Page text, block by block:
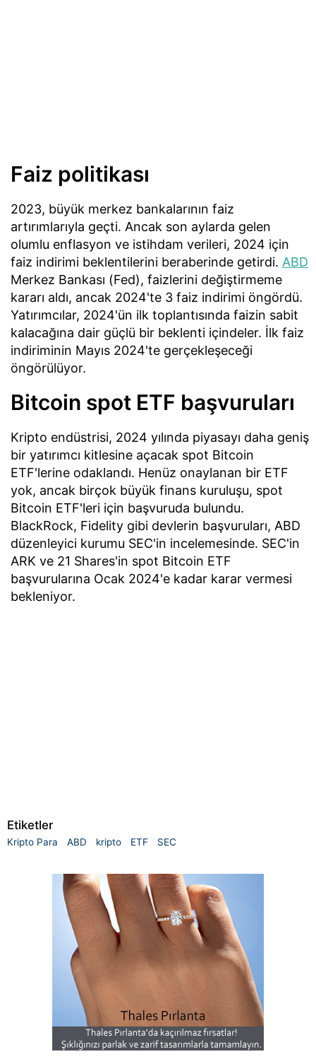
Faiz politikası
2023, büyük merkez bankalarının faiz
artırımlarıyla geçti. Ancak son aylarda gelen
olumlu enflasyon ve istihdam verileri, 2024 için
faiz indirimi beklentilerini beraberinde getirdi. ABD
Merkez Bankası (Fed), faizlerini değiştirmeme
kararı aldı, ancak 2024'te 3 faiz indirimi öngördü.
Yatırımcılar, 2024'ün ilk toplantısında faizin sabit
kalacağına dair güçlü bir beklenti içindeler. İlk faiz
indiriminin Mayıs 2024'te gerçekleşeceği
öngörülüyor.
Bitcoin spot ETF başvuruları
Kripto endüstrisi, 2024 yılında piyasayı daha geniş
bir yatırımcı kitlesine açacak spot Bitcoin
ETF'lerine odaklandı. Henüz onaylanan bir ETF
yok, ancak birçok büyük finans kuruluşu, spot
Bitcoin ETF'leri için başvuruda bulundu.
BlackRock, Fidelity gibi devlerin başvuruları, ABD
düzenleyici kurumu SEC'in incelemesinde. SEC'in
ARK ve 21 Shares'in spot Bitcoin ETF
başvurularına Ocak 2024'e kadar karar vermesi
bekleniyor.
Etiketler
Kripto Para ABD kripto ETF SEC